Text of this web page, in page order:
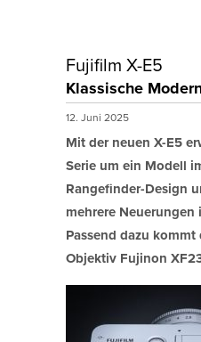
Fujifilm X-E5
Klassische
12. Juni 2025
Mit der neuen X-E5
Serie um ein Modell
Rangefinder-Design
mehrere Neuerungen
Passend dazu kommt
Objektiv Fujinon